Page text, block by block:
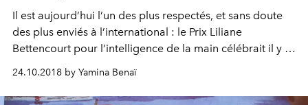
Il est aujourd’hui l’un des plus respectés, et sans doute
des plus enviés à l’international : le Prix Liliane
Bettencourt pour l’intelligence de la main célébrait il y a
distingué trois lauréats qui, de nouveau, ont œuvré à
inscrire le geste expert dans le futur. Retour en images.
24.10.2018 by Yamina Benaï